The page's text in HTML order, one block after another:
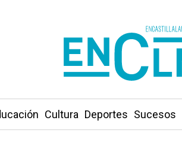
Cultura Deportes Sucesos